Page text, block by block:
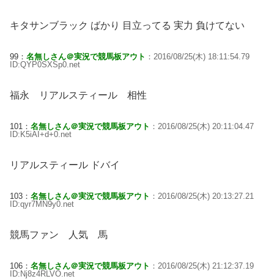
キタサンブラック ばかり 目立ってる 実力 負けてない
99： 名無しさん＠実況で競馬板アウト ：2016/08/25(木) 18:11:54.79
ID:QYP0SXSp0.net
福永 リアルスティール 相性
101： 名無しさん＠実況で競馬板アウト ：2016/08/25(木) 20:11:04.47
ID:K5iAI+d+0.net
リアルスティール ドバイ
103： 名無しさん＠実況で競馬板アウト ：2016/08/25(木) 20:13:27.21
ID:qyr7MN9y0.net
競馬ファン 人気 馬
106： 名無しさん＠実況で競馬板アウト ：2016/08/25(木) 21:12:37.19
ID:Nj8z4RLVO.net